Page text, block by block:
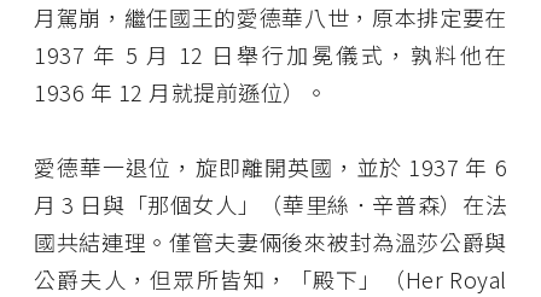
月駕崩，繼任國王的愛德華八世，原本排定要在
1937 年 5 月 12 日舉行加冕儀式，孰料他在
1936 年 12 月就提前遜位）。
愛德華一退位，旋即離開英國，並於 1937 年 6
月 3 日與「那個女人」（華里絲．辛普森）在法
國共結連理。僅管夫妻倆後來被封為溫莎公爵與
公爵夫人，但眾所皆知，「殿下」（Her Royal